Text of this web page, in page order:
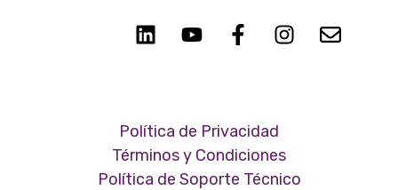
Política de Privacidad
Términos y Condiciones
Política de Soporte Técnico